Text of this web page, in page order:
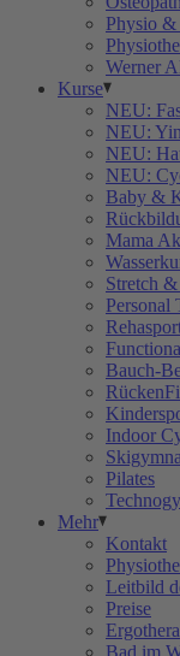
Physio &
Werner
Kurse
NEU:
NEU:
NEU:
NEU:
Baby &
Mama
Stretch
Personal
Bauch-
Indoor
Pilates
Mehr
Kontakt
Leitbild
Preise
Bad im